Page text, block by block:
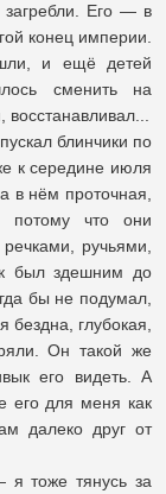
Его — в
конец империи.
и ещё детей
сменить на
блинчики по
к середине июля
в нём проточная,
потому что они
ручьями,
был здешним до
бы не подумал,
бездна, глубокая,
Он такой же
его видеть. А
его для меня как
далеко друг от
тоже тянусь за